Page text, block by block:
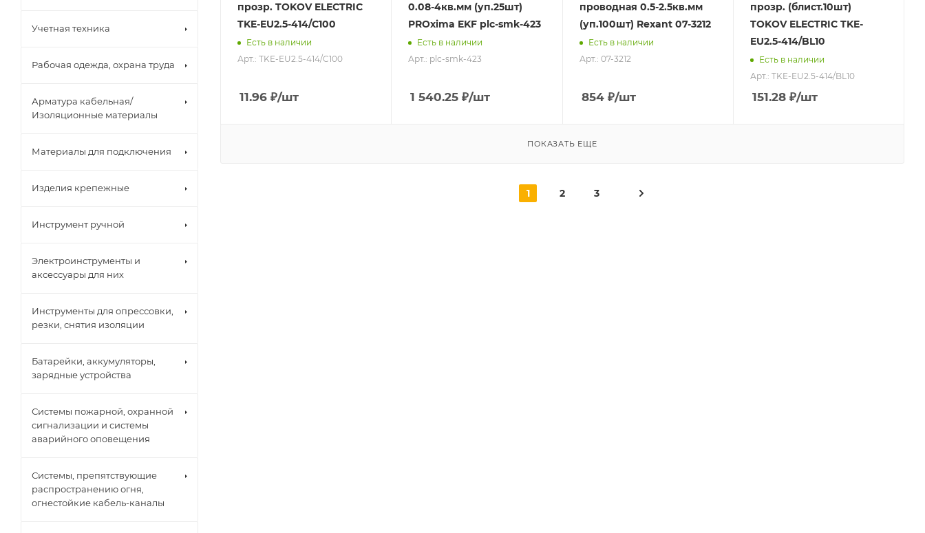
прозр. TOKOV ELECTRIC
TKE-EU2.5-414/C100
Есть в наличии
Арт.: TKE-EU2.5-414/C100
11.96 ₽/шт
0.08-4кв.мм (уп.25шт)
PROxima EKF plc-smk-423
Есть в наличии
Арт.: plc-smk-423
1 540.25 ₽/шт
проводная 0.5-2.5кв.мм
(уп.100шт) Rexant 07-3212
Есть в наличии
Арт.: 07-3212
854₽/шт
прозр. (блист.10шт)
TOKOV ELECTRIC TKE-
EU2.5-414/BL10
Есть в наличии
Арт.: TKE-EU2.5-414/BL10
151.28₽/шт
ПОКАЗАТЬ ЕЩЕ
1 2 3
Учетная техника
Рабочая одежда, охрана труда
Арматура кабельная/
Изоляционные материалы
Материалы для подключения
Изделия крепежные
Инструмент ручной
Электроинструменты и
аксессуары для них
Инструменты для опрессовки,
резки, снятия изоляции
Батарейки, аккумуляторы,
зарядные устройства
Системы пожарной, охранной
сигнализации и системы
аварийного оповещения
Системы, препятствующие
распространению огня,
огнестойкие кабель-каналы